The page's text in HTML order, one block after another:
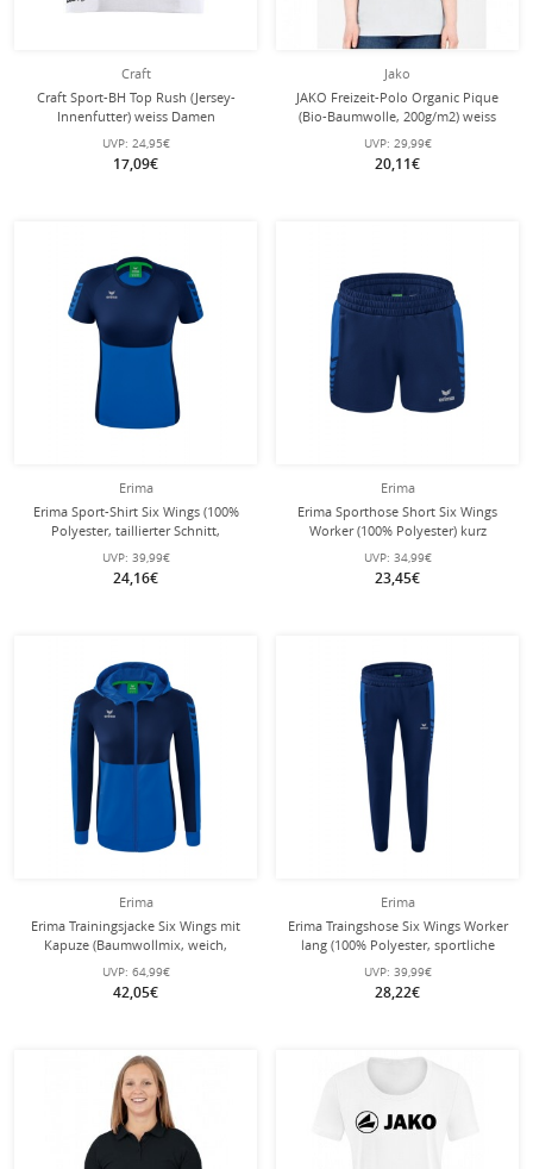
Craft
Craft Sport-BH Top Rush (Jersey-
Innenfutter) weiss Damen
UVP: 24,95€
17,09€
Jako
JAKO Freizeit-Polo Organic Pique
(Bio-Baumwolle, 200g/m2) weiss
Damen
UVP: 29,99€
20,11€
Erima
Erima Sport-Shirt Six Wings (100%
Polyester, taillierter Schnitt,
schnelltrocknend)
royalblau/navyblau Damen
UVP: 39,99€
24,16€
Erima
Erima Sporthose Short Six Wings
Worker (100% Polyester) kurz
royalblau/navyblau Damen
UVP: 34,99€
23,45€
Erima
Erima Trainingsjacke Six Wings mit
Kapuze (Baumwollmix, weich,
bequem, taillierter Schnitt)
royalblau/navyblau Damen
UVP: 64,99€
42,05€
Erima
Erima Traingshose Six Wings Worker
lang (100% Polyester, sportliche
Passform) royalblau/navyblau
Damen
UVP: 39,99€
28,22€